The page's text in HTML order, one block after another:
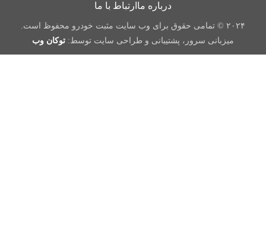
درباره ما ارتباط با ما
۲۰۲۴ © تمامی حقوق برای وب سایت مثبت خودرو محفوظ است.
میزبانی سرور، پشتیبانی و طراحی سایت توسط: توکان وب